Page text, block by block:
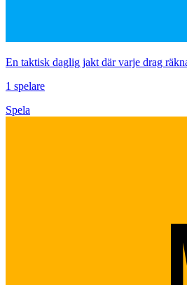
En taktisk daglig jakt där varje drag
1 spelare
Spela